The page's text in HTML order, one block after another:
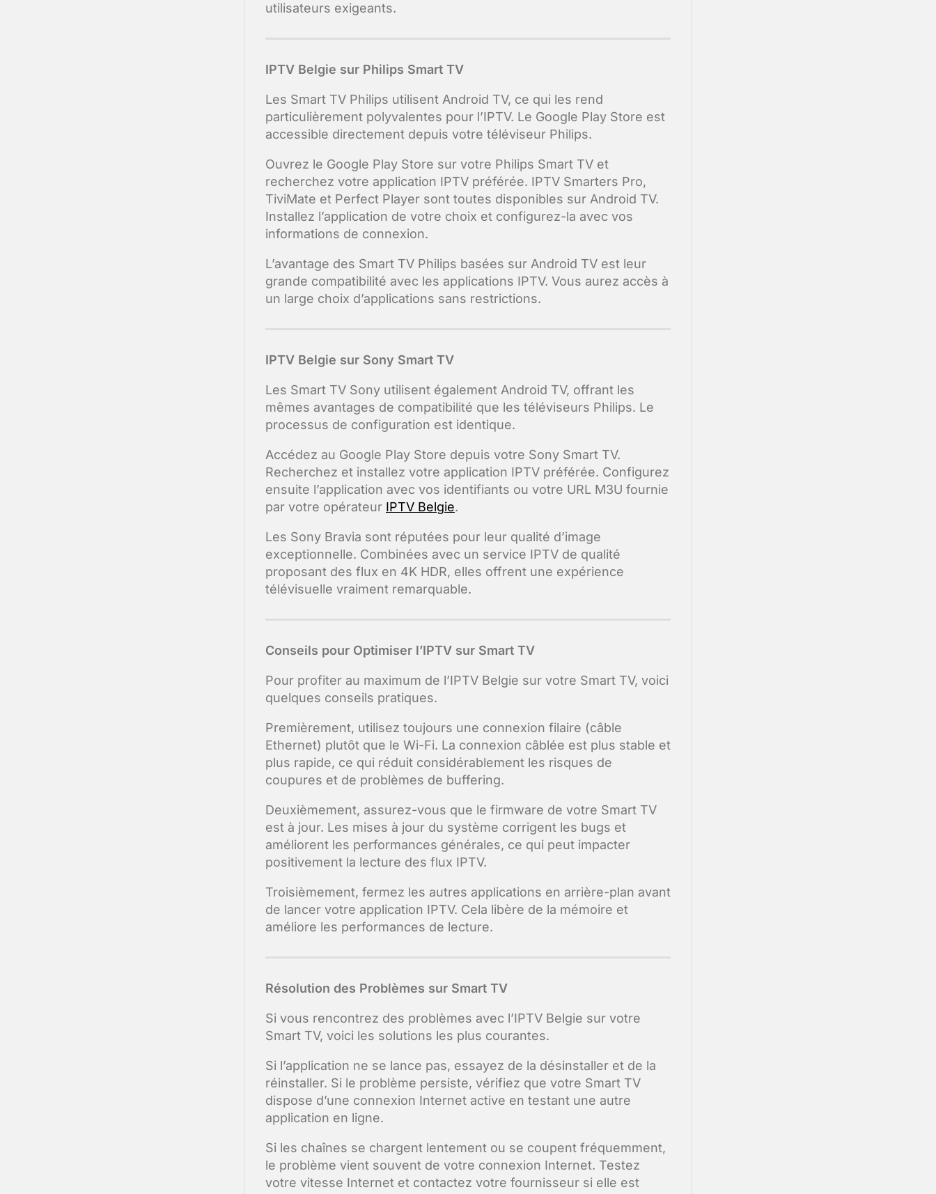
utilisateurs exigeants.
IPTV Belgie sur Philips Smart TV
Les Smart TV Philips utilisent Android TV, ce qui les rend
particulièrement polyvalentes pour l’IPTV. Le Google Play Store est
accessible directement depuis votre téléviseur Philips.
Ouvrez le Google Play Store sur votre Philips Smart TV et
recherchez votre application IPTV préférée. IPTV Smarters Pro,
TiviMate et Perfect Player sont toutes disponibles sur Android TV.
Installez l’application de votre choix et configurez-la avec vos
informations de connexion.
L’avantage des Smart TV Philips basées sur Android TV est leur
grande compatibilité avec les applications IPTV. Vous aurez accès à
un large choix d’applications sans restrictions.
IPTV Belgie sur Sony Smart TV
Les Smart TV Sony utilisent également Android TV, offrant les
mêmes avantages de compatibilité que les téléviseurs Philips. Le
processus de configuration est identique.
Accédez au Google Play Store depuis votre Sony Smart TV.
Recherchez et installez votre application IPTV préférée. Configurez
ensuite l’application avec vos identifiants ou votre URL M3U fournie
par votre opérateur IPTV Belgie.
Les Sony Bravia sont réputées pour leur qualité d’image
exceptionnelle. Combinées avec un service IPTV de qualité
proposant des flux en 4K HDR, elles offrent une expérience
télévisuelle vraiment remarquable.
Conseils pour Optimiser l’IPTV sur Smart TV
Pour profiter au maximum de l’IPTV Belgie sur votre Smart TV, voici
quelques conseils pratiques.
Premièrement, utilisez toujours une connexion filaire (câble
Ethernet) plutôt que le Wi-Fi. La connexion câblée est plus stable et
plus rapide, ce qui réduit considérablement les risques de
coupures et de problèmes de buffering.
Deuxièmement, assurez-vous que le firmware de votre Smart TV
est à jour. Les mises à jour du système corrigent les bugs et
améliorent les performances générales, ce qui peut impacter
positivement la lecture des flux IPTV.
Troisièmement, fermez les autres applications en arrière-plan avant
de lancer votre application IPTV. Cela libère de la mémoire et
améliore les performances de lecture.
Résolution des Problèmes sur Smart TV
Si vous rencontrez des problèmes avec l’IPTV Belgie sur votre
Smart TV, voici les solutions les plus courantes.
Si l’application ne se lance pas, essayez de la désinstaller et de la
réinstaller. Si le problème persiste, vérifiez que votre Smart TV
dispose d’une connexion Internet active en testant une autre
application en ligne.
Si les chaînes se chargent lentement ou se coupent fréquemment,
le problème vient souvent de votre connexion Internet. Testez
votre vitesse Internet et contactez votre fournisseur si elle est